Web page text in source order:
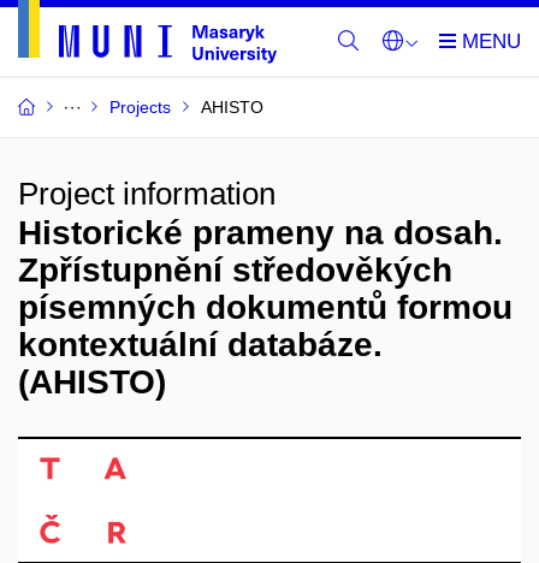
Projects AHISTO
Project information
Historické prameny na dosah.
Zpřístupnění středověkých
písemných dokumentů formou
kontextuální databáze.
(AHISTO)